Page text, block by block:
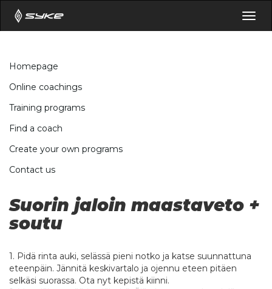
Homepage
Online coachings
Training programs
Find a coach
Create your own programs
Contact us
Suorin jaloin maastaveto +
soutu
1. Pidä rinta auki, selässä pieni notko ja katse suunnattuna
eteenpäin. Jännitä keskivartalo ja ojennu eteen pitäen
selkäsi suorassa. Ota nyt kepistä kiinni.